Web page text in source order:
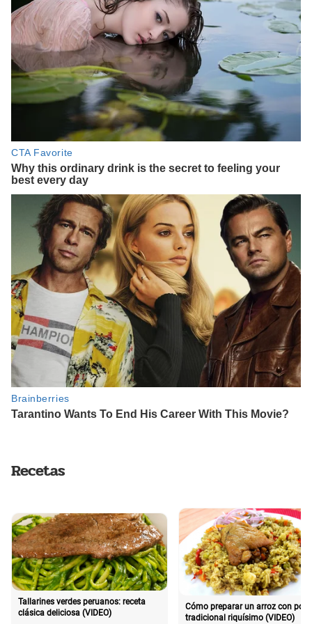
Recetas
Tallarines verdes peruanos: receta
clásica deliciosa (VIDEO)
Cómo preparar un arroz con pollo
tradicional riquísimo (VIDEO)